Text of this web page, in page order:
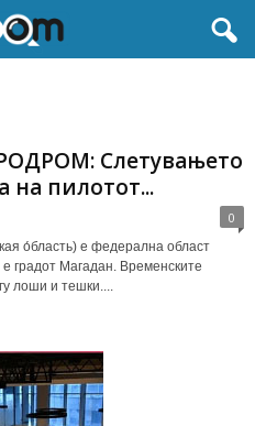
Слетувањето
на пилотот...
0
о́бласть) е федерална област
градот Магадан. Временските
лоши и тешки....